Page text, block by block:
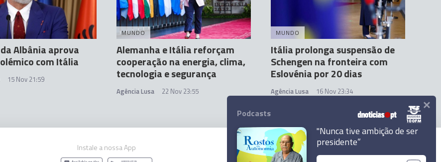
Albânia aprova
com Itália
15 Nov 21:59
MUNDO
Alemanha e Itália reforçam
cooperação na energia, clima,
tecnologia e segurança
Agência Lusa 22 Nov 23:55
MUNDO
Itália prolonga suspensão de
Schengen na fronteira com
Eslovénia por 20 dias
Agência Lusa 16 Nov 23:34
Instale a nossa App
Podcasts
"Nunca tive ambição de ser
presidente”
×